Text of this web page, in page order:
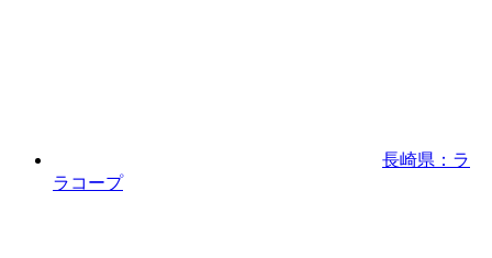
長崎県：ラ
ラコープ